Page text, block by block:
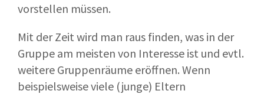
vorstellen müssen.
Mit der Zeit wird man raus finden, was in der
Gruppe am meisten von Interesse ist und evtl.
weitere Gruppenräume eröffnen. Wenn
beispielsweise viele (junge) Eltern